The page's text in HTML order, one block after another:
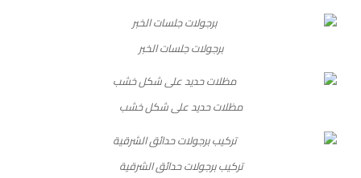
برجولات جلسات الخبر
مظلات حديد على شكل خشب
تركيب برجولات حدائق الشرقية